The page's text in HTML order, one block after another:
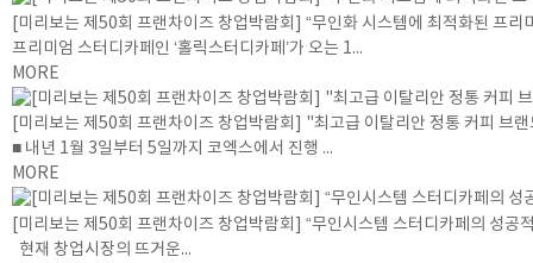
[미리보는 제50회 프랜차이즈 창업박람회] “무인화 시스템에 최적화된 프
프리미엄 스터디카페인 ‘홀릭스터디카페’가 오는 1...
MORE
[미리보는 제50회 프랜차이즈 창업박람회] "최고급 이탈리안 정통 커피 브
■ 내년 1월 3일부터 5일까지 코엑스에서 진행 ...
MORE
[미리보는 제50회 프랜차이즈 창업박람회] “무인시스템 스터디카페의 성공
현재 창업시장의 뜨거운...